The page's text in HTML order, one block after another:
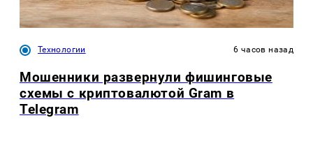
Технологии 6 часов назад
Мошенники развернули фишинговые
схемы с криптовалютой Gram в
Telegram